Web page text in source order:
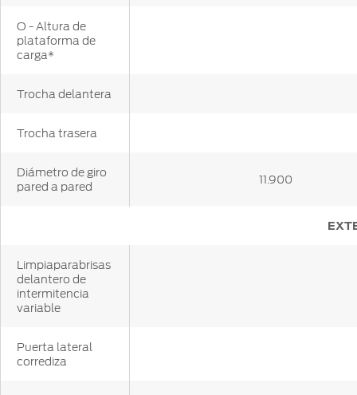
O - Altura de
plataforma de
carga*
Trocha delantera
Trocha trasera
Diámetro de giro
pared a pared
11.900
Limpiaparabrisas
delantero de
intermitencia
variable
Puerta lateral
corrediza